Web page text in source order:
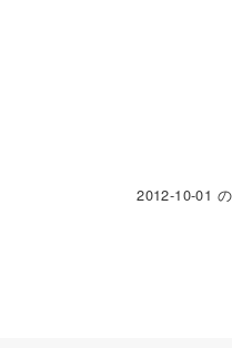
2012-10-01